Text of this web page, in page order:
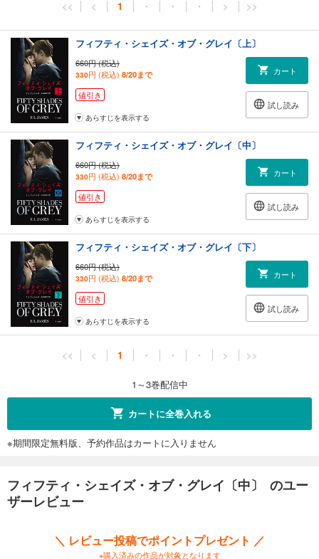
<< < 1 ・ ・ ・ > >>
フィフティ・シェイズ・オブ・グレイ〔上〕
660円 (税込)
330円 (税込) 8/20まで
値引き
カート
試し読み
あらすじを表示する
フィフティ・シェイズ・オブ・グレイ〔中〕
660円 (税込)
330円 (税込) 8/20まで
値引き
カート
試し読み
あらすじを表示する
フィフティ・シェイズ・オブ・グレイ〔下〕
660円 (税込)
330円 (税込) 8/20まで
値引き
カート
試し読み
あらすじを表示する
<< < 1 ・ ・ ・ > >>
1～3巻配信中
カートに全巻入れる
※期間限定無料版、予約作品はカートに入りません
フィフティ・シェイズ・オブ・グレイ〔中〕 のユー
ザーレビュー
＼ レビュー投稿でポイントプレゼント ／
※購入済みの作品が対象となります